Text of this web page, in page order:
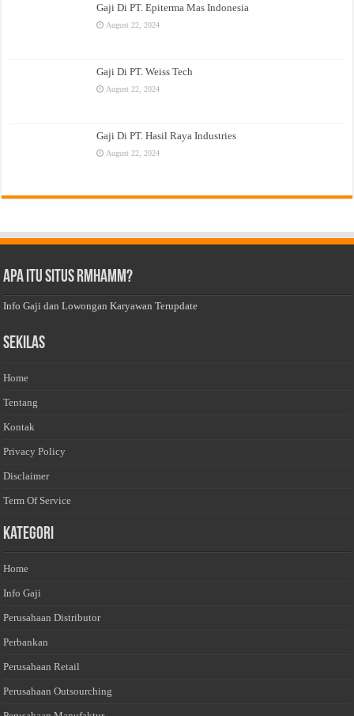
Gaji Di PT. Epiterma Mas Indonesia
August 22, 2024
Gaji Di PT. Weiss Tech
August 22, 2024
Gaji Di PT. Hasil Raya Industries
August 22, 2024
Apa Itu Situs Rmhamm?
Info Gaji dan Lowongan Karyawan Terupdate
Sekilas
Home
Tentang
Kontak
Privacy Policy
Disclaimer
Term Of Service
Kategori
Home
Info Gaji
Perusahaan Distributor
Perbankan
Perusahaan Retail
Perusahaan Outsourching